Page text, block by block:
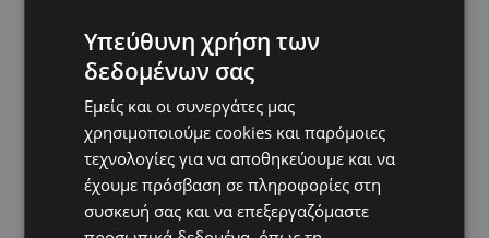
Υπεύθυνη χρήση των
δεδομένων σας
Εμείς και οι συνεργάτες μας
χρησιμοποιούμε cookies και παρόμοιες
τεχνολογίες για να αποθηκεύουμε και να
έχουμε πρόσβαση σε πληροφορίες στη
συσκευή σας και να επεξεργαζόμαστε